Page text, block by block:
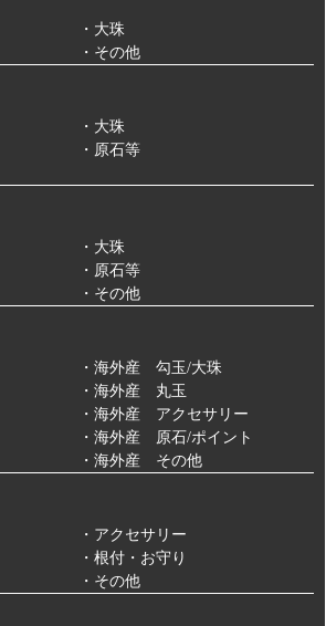
・大珠
・その他
・大珠
・原石等
・大珠
・原石等
・その他
・海外産 勾玉/大珠
・海外産 丸玉
・海外産 アクセサリー
・海外産 原石/ポイント
・海外産 その他
・アクセサリー
・根付・お守り
・その他